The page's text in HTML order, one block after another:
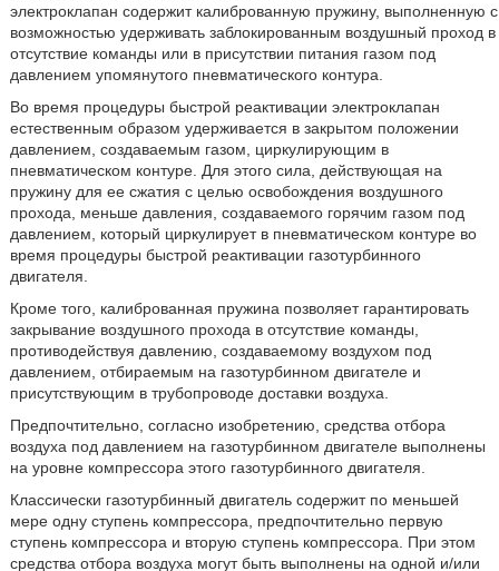
электроклапан содержит калиброванную пружину, выполненную с
возможностью удерживать заблокированным воздушный проход в
отсутствие команды или в присутствии питания газом под
давлением упомянутого пневматического контура.
Во время процедуры быстрой реактивации электроклапан
естественным образом удерживается в закрытом положении
давлением, создаваемым газом, циркулирующим в
пневматическом контуре. Для этого сила, действующая на
пружину для ее сжатия с целью освобождения воздушного
прохода, меньше давления, создаваемого горячим газом под
давлением, который циркулирует в пневматическом контуре во
время процедуры быстрой реактивации газотурбинного
двигателя.
Кроме того, калиброванная пружина позволяет гарантировать
закрывание воздушного прохода в отсутствие команды,
противодействуя давлению, создаваемому воздухом под
давлением, отбираемым на газотурбинном двигателе и
присутствующим в трубопроводе доставки воздуха.
Предпочтительно, согласно изобретению, средства отбора
воздуха под давлением на газотурбинном двигателе выполнены
на уровне компрессора этого газотурбинного двигателя.
Классически газотурбинный двигатель содержит по меньшей
мере одну ступень компрессора, предпочтительно первую
ступень компрессора и вторую ступень компрессора. При этом
средства отбора воздуха могут быть выполнены на одной и/или